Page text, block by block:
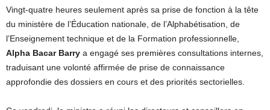
Vingt-quatre heures seulement après sa prise de fonction à la tête
du ministère de l’Éducation nationale, de l’Alphabétisation, de
l’Enseignement technique et de la Formation professionnelle,
Alpha Bacar Barry a engagé ses premières consultations internes,
traduisant une volonté affirmée de prise de connaissance
approfondie des dossiers en cours et des priorités sectorielles.